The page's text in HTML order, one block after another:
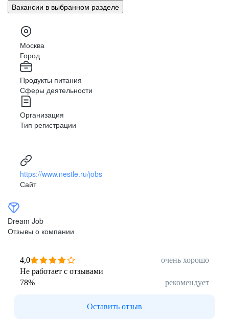
Медицинские представители
Вакансии в выбранном разделе
Москва
Город
Продукты питания
Сферы деятельности
Организация
Тип регистрации
https://www.nestle.ru/jobs
Сайт
Dream Job
Отзывы о компании
4,0
очень хорошо
Не работает с отзывами
78% рекомендует
Оставить отзыв